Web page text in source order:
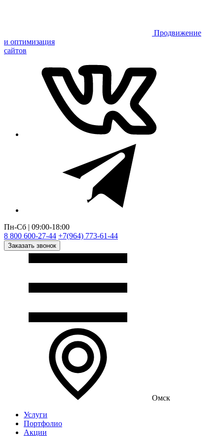
Продвижение
и оптимизация
сайтов
Пн-Сб | 09:00-18:00
8 800 600-27-44 +7(964) 773-61-44
Заказать звонок
Омск
Услуги
Портфолио
Акции